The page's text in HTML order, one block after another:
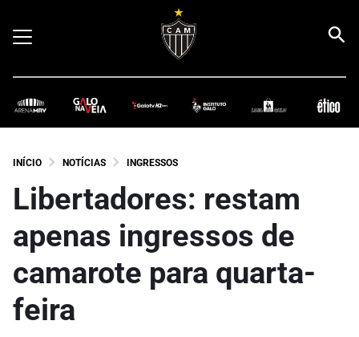
INÍCIO NOTÍCIAS INGRESSOS
Libertadores: restam
apenas ingressos de
camarote para quarta-
feira